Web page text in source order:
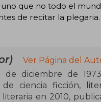
que no todo el
de recitar la plegaria.
Ver Página del
de diciembre de
ciencia ficción,
en 2010,